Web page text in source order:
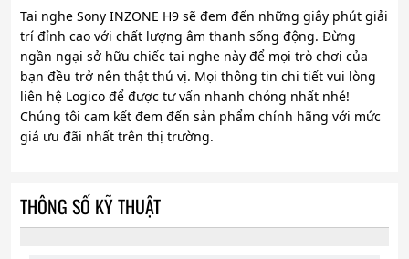
Tai nghe Sony INZONE H9 sẽ đem đến những giây phút giải
trí đỉnh cao với chất lượng âm thanh sống động. Đừng
ngần ngại sở hữu chiếc tai nghe này để mọi trò chơi của
bạn đều trở nên thật thú vị. Mọi thông tin chi tiết vui lòng
liên hệ Logico để được tư vấn nhanh chóng nhất nhé!
Chúng tôi cam kết đem đến sản phẩm chính hãng với mức
giá ưu đãi nhất trên thị trường.
THÔNG SỐ KỸ THUẬT